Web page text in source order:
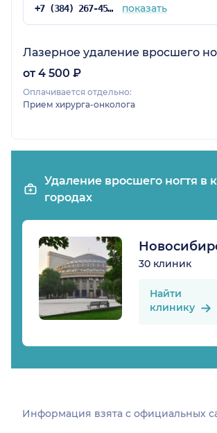
+7 (384) 267-45-42 показать
Лазерное удаление вросшего
от 4 500 ₽
Оплачивается отдельно:
Прием хирурга-онколога
Удаление вросшего ногтя в
городах
30 клиник
Найти
клинику
Информация взята c официальных